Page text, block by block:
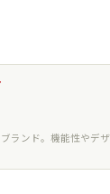
ランド。機能性やデ